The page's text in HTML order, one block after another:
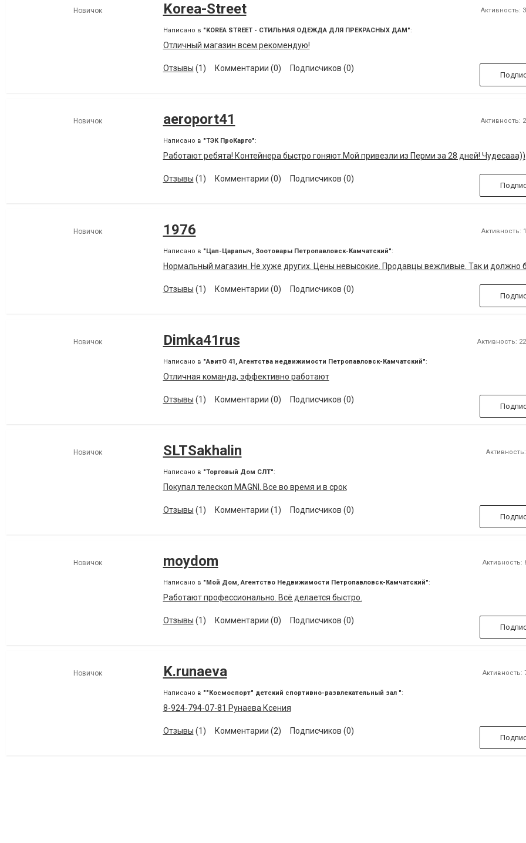
Новичок Korea-Street Активность:
Написано в "KOREA STREET - СТИЛЬНАЯ ОДЕЖДА ДЛЯ ПРЕКРАСНЫХ ДАМ":
Отличный магазин всем рекомендую!
Отзывы (1) Комментарии (0) Подписчиков (0)
Новичок aeroport41 Активность:
Написано в "ТЭК ПроКарго":
Работают ребята! Контейнера быстро гоняют.Мой привезли из Перми за 28 дней! Чудесааа))
Отзывы (1) Комментарии (0) Подписчиков (0)
Новичок 1976 Активность:
Написано в "Цап-Царапыч, Зоотовары Петропавловск-Камчатский":
Нормальный магазин. Не хуже других. Цены невысокие. Продавцы вежливые. Так и должно
Отзывы (1) Комментарии (0) Подписчиков (0)
Новичок Dimka41rus Активность:
Написано в "АвитО 41, Агентства недвижимости Петропавловск-Камчатский":
Отличная команда, эффективно работают
Отзывы (1) Комментарии (0) Подписчиков (0)
Новичок SLTSakhalin Активность:
Написано в "Торговый Дом СЛТ":
Покупал телескоп MAGNI. Все во время и в срок
Отзывы (1) Комментарии (1) Подписчиков (0)
Новичок moydom Активность:
Написано в "Мой Дом, Агентство Недвижимости Петропавловск-Камчатский":
Работают профессионально. Всё делается быстро.
Отзывы (1) Комментарии (0) Подписчиков (0)
Новичок K.runaeva Активность:
Написано в ""Космоспорт" детский спортивно-развлекательный зал ":
8-924-794-07-81 Рунаева Ксения
Отзывы (1) Комментарии (2) Подписчиков (0)